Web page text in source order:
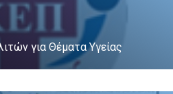
για Θέματα Υγείας